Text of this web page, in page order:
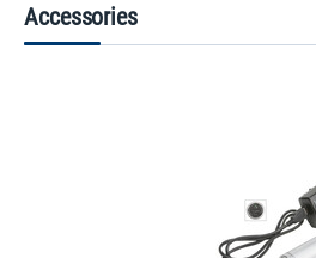
Accessories